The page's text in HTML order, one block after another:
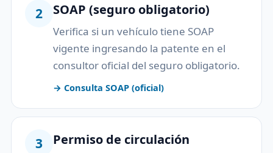
2 SOAP (seguro obligatorio)
Verifica si un vehículo tiene SOAP
vigente ingresando la patente en el
consultor oficial del seguro obligatorio.
→ Consulta SOAP (oficial)
3 Permiso de circulación